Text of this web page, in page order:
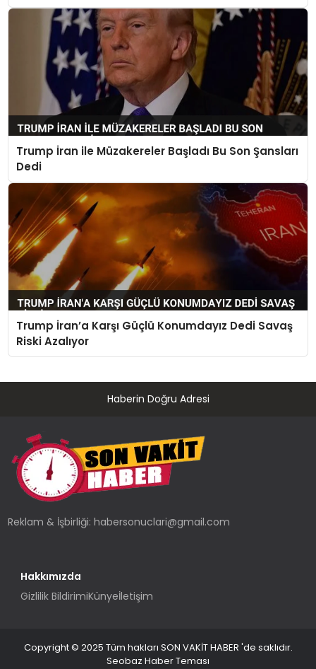
Trump İran ile Müzakereler Başladı Bu Son Şansları
Dedi
Trump İran’a Karşı Güçlü Konumdayız Dedi Savaş
Riski Azalıyor
Haberin Doğru Adresi
Reklam & İşbirliği:habersonuclari@gmail.com
Hakkımızda
Gizlilik BildirimiKünyeİletişim
Copyright © 2025 Tüm hakları SON VAKİT HABER 'de saklıdır.
Seobaz Haber Teması